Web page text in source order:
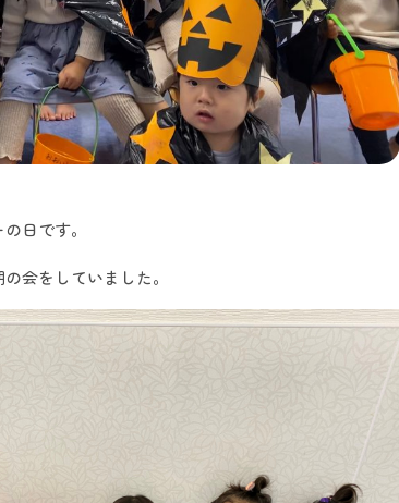
日です。
会をしていました。